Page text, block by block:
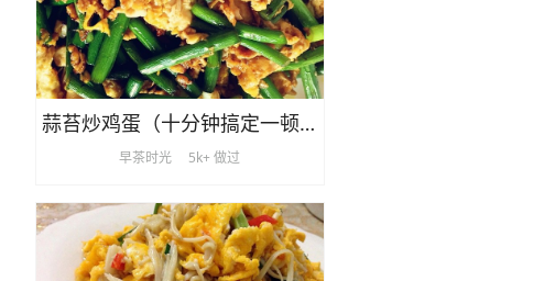
蒜苔炒鸡蛋（十分钟搞定一顿饭）
早茶时光 5k+ 做过